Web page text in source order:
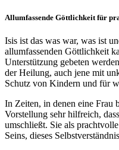
Allumfassende Göttlichkeit für
Isis ist das was war, was ist
allumfassenden Göttlichkeit
Unterstützung gebeten
der Heilung, auch jene mit
Schutz von Kindern und für
In Zeiten, in denen eine Frau
Vorstellung sehr hilfreich,
umschließt. Sie als
Seins, dieses